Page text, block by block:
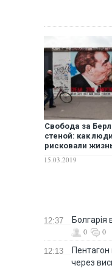
Свобода за
стеной: как люди
рисковали
ради
15.03.2019
12:37 Болгарія
0 0
12:13
через